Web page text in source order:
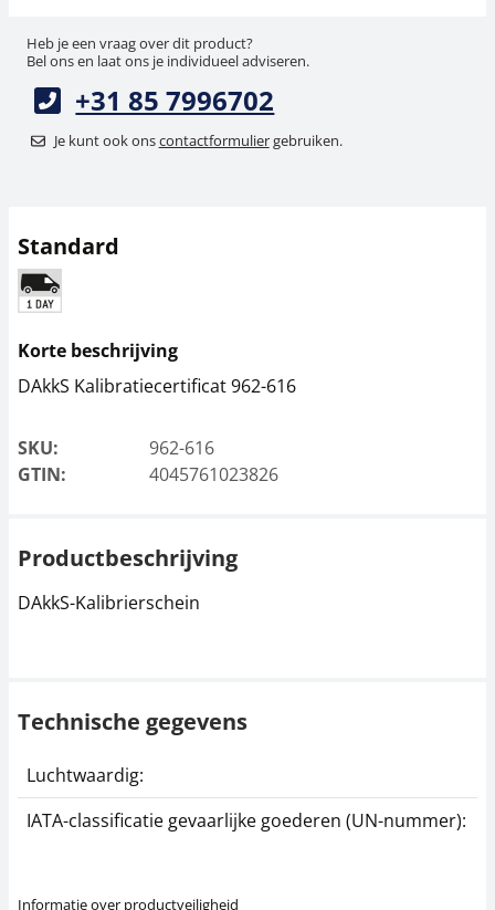
Heb je een vraag over dit product?
Bel ons en laat ons je individueel adviseren.
+31 85 7996702
Je kunt ook onscontactformuliergebruiken.
Standard
Korte beschrijving
DAkkS Kalibratiecertificat 962-616
SKU:
962-616
GTIN:
4045761023826
Productbeschrijving
DAkkS-Kalibrierschein
Technische gegevens
Luchtwaardig:
IATA-classificatie gevaarlijke goederen (UN-nummer):
Informatie over productveiligheid